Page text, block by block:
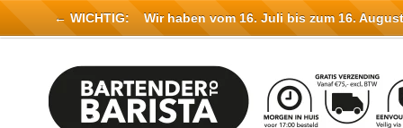
← WICHTIG: Wir haben vom 16. Juli bis zum 16.